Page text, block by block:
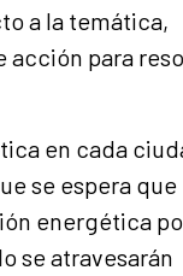
a la temática,
acción para
en cada
se espera que
energética
se atravesarán